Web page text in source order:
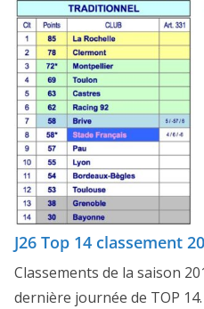
J26 Top 14 classement
Classements de la saison
dernière journée de TOP